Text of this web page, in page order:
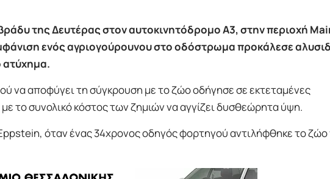
της Δευτέρας στον αυτοκινητόδρομο A3, στην περιοχή
ενός αγριογούρουνου στο οδόστρωμα προκάλεσε
ατύχημα.
να αποφύγει τη σύγκρουση με το ζώο οδήγησε σε εκτεταμένες
το συνολικό κόστος των ζημιών να αγγίζει δυσθεώρητα ύψη.
όταν ένας 34χρονος οδηγός φορτηγού αντιλήφθηκε το ζώο